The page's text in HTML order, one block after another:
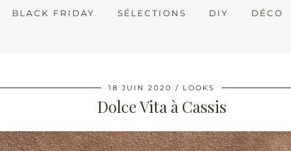
BLACK FRIDAY SÉLECTIONS DIY DÉCO
18 JUIN 2020 LOOKS
Dolce Vita à Cassis